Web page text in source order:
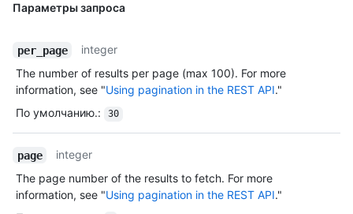
Параметры запроса
per_page
integer
The number of results per page (max 100). For more
information, see "Using pagination in the REST API."
По умолчанию.: 30
page
integer
The page number of the results to fetch. For more
information, see "Using pagination in the REST API."